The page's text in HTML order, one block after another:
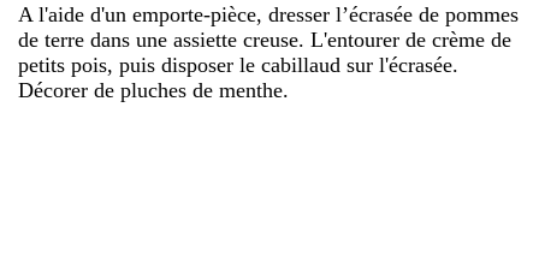
A l'aide d'un emporte-pièce, dresser l’écrasée de pommes
de terre dans une assiette creuse. L'entourer de crème de
petits pois, puis disposer le cabillaud sur l'écrasée.
Décorer de pluches de menthe.